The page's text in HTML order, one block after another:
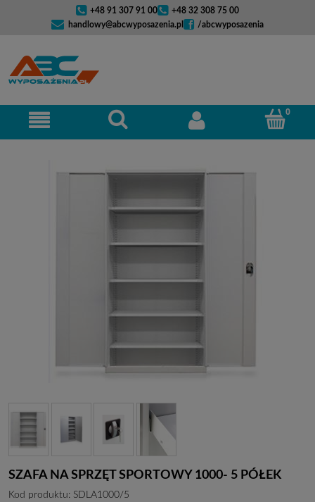
+48 91 307 91 00
+48 32 308 75 00
handlowy@abcwyposazenia.pl
/abcwyposazenia
SZAFA NA SPRZĘT SPORTOWY 1000- 5 PÓŁEK
Kod produktu: SDLA1000/5